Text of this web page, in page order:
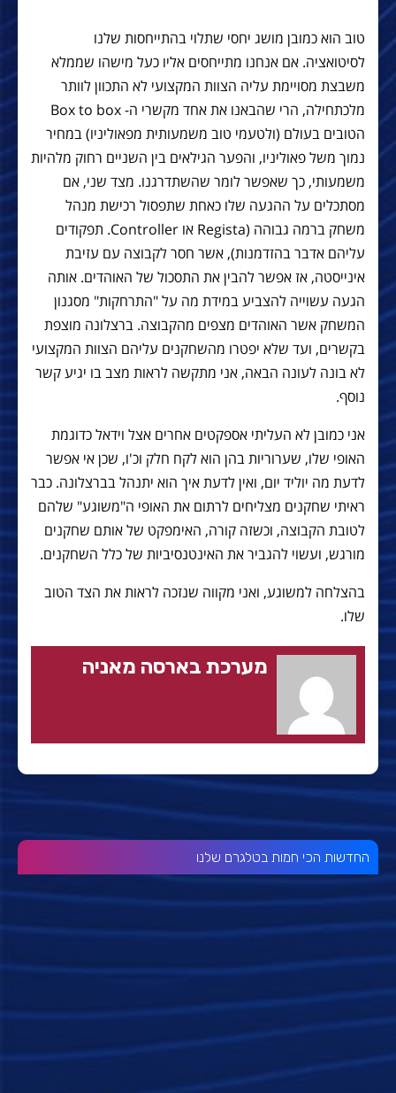
טוב הוא כמובן מושג יחסי שתלוי בהתייחסות שלנו
לסיטואציה. אם אנחנו מתייחסים אליו כעל מישהו שממלא
משבצת מסויימת עליה הצוות המקצועי לא התכוון לוותר
מלכתחילה, הרי שהבאנו את אחד מקשרי ה- Box to box
הטובים בעולם (ולטעמי טוב משמעותית מפאוליניו) במחיר
נמוך משל פאוליניו, והפער הגילאים בין השניים רחוק מלהיות
משמעותי, כך שאפשר לומר שהשתדרגנו. מצד שני, אם
מסתכלים על ההגעה שלו כאחת שתפסול רכישת מנהל
משחק ברמה גבוהה (Regista או Controller. תפקודים
עליהם אדבר בהזדמנות), אשר חסר לקבוצה עם עזיבת
אינייסטה, אז אפשר להבין את התסכול של האוהדים. אותה
הגעה עשוייה להצביע במידת מה על "התרחקות" מסגנון
המשחק אשר האוהדים מצפים מהקבוצה. ברצלונה מוצפת
בקשרים, ועד שלא יפטרו מהשחקנים עליהם הצוות המקצועי
לא בונה לעונה הבאה, אני מתקשה לראות מצב בו יגיע קשר
נוסף.
אני כמובן לא העליתי אספקטים אחרים אצל וידאל כדוגמת
האופי שלו, שערוריות בהן הוא לקח חלק וכ'ו, שכן אי אפשר
לדעת מה יוליד יום, ואין לדעת איך הוא יתנהל בברצלונה. כבר
ראיתי שחקנים מצליחים לרתום את האופי ה"משוגע" שלהם
לטובת הקבוצה, וכשזה קורה, האימפקט של אותם שחקנים
מורגש, ועשוי להגביר את האינטנסיביות של כלל השחקנים.
בהצלחה למשוגע, ואני מקווה שנזכה לראות את הצד הטוב
שלו.
מערכת בארסה מאניה
החדשות הכי חמות בטלגרם שלנו